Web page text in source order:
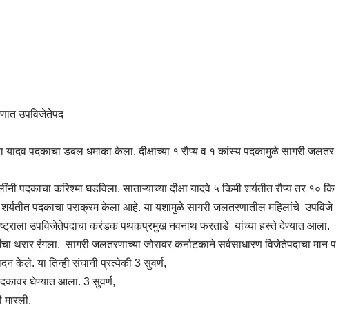
उपविजेतेपद
पदकाचा डबल धमाका केला. दीक्षाच्‍या १ रौप्‍य व १ कांस्य पदकामुळे सागरी जलतर
पदकाचा करिश्मा घडविला. साताऱ्याच्‍या दीक्षा यादवे ५ किमी शर्यतीत रौप्‍य तर १० कि
शर्यतीत पदकाचा पराक्रम केला आहे. या यशामुळे सागरी जलतरणातील महिलांचे उपविजे
उपविजेतेपदाचा करंडक पथकप्रमुख नवनाथ फरताडे यांच्‍या हस्‍ते देण्यात आला.
थरार रंगला. सागरी जलतरणाच्या जोरावर कर्नाटकाने सर्वसाधारण विजेतेपदाचा मान प
केले. या तिन्‍ही संघानी प्रत्‍येकी 3 सुवर्ण,
घेण्यात आला. 3 सुवर्ण,